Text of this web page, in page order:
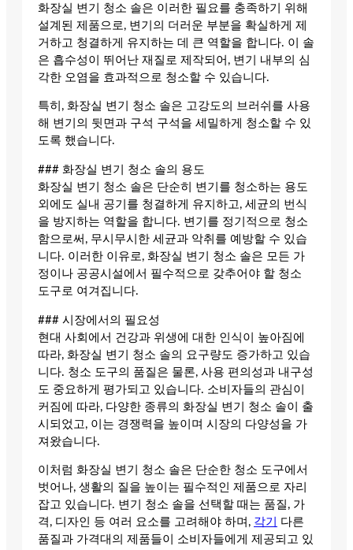
화장실 변기 청소 솔은 이러한 필요를 충족하기 위해
설계된 제품으로, 변기의 더러운 부분을 확실하게 제
거하고 청결하게 유지하는 데 큰 역할을 합니다. 이 솔
은 흡수성이 뛰어난 재질로 제작되어, 변기 내부의 심
각한 오염을 효과적으로 청소할 수 있습니다.
특히, 화장실 변기 청소 솔은 고강도의 브러쉬를 사용
해 변기의 뒷면과 구석 구석을 세밀하게 청소할 수 있
도록 했습니다.
### 화장실 변기 청소 솔의 용도
화장실 변기 청소 솔은 단순히 변기를 청소하는 용도
외에도 실내 공기를 청결하게 유지하고, 세균의 번식
을 방지하는 역할을 합니다. 변기를 정기적으로 청소
함으로써, 무시무시한 세균과 악취를 예방할 수 있습
니다. 이러한 이유로, 화장실 변기 청소 솔은 모든 가
정이나 공공시설에서 필수적으로 갖추어야 할 청소
도구로 여겨집니다.
### 시장에서의 필요성
현대 사회에서 건강과 위생에 대한 인식이 높아짐에
따라, 화장실 변기 청소 솔의 요구량도 증가하고 있습
니다. 청소 도구의 품질은 물론, 사용 편의성과 내구성
도 중요하게 평가되고 있습니다. 소비자들의 관심이
커짐에 따라, 다양한 종류의 화장실 변기 청소 솔이 출
시되었고, 이는 경쟁력을 높이며 시장의 다양성을 가
져왔습니다.
이처럼 화장실 변기 청소 솔은 단순한 청소 도구에서
벗어나, 생활의 질을 높이는 필수적인 제품으로 자리
잡고 있습니다. 변기 청소 솔을 선택할 때는 품질, 가
격, 디자인 등 여러 요소를 고려해야 하며, 각기
다른
품질과 가격대의 제품들이 소비자들에게 제공되고 있